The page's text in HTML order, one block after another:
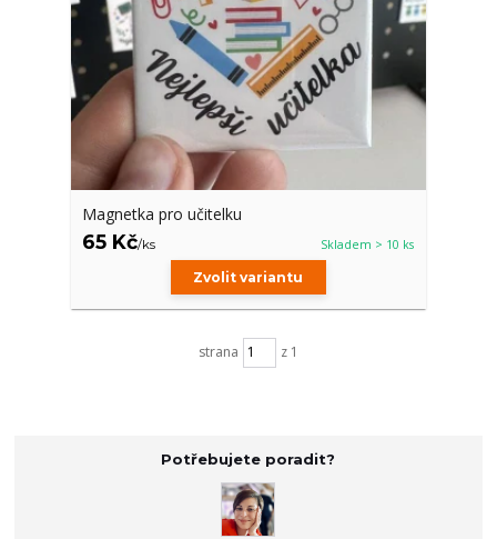
Magnetka pro učitelku
65 Kč/ks Skladem > 10 ks
Zvolit variantu
strana z 1
Potřebujete poradit?